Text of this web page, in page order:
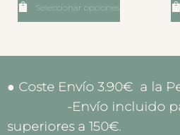
Seleccionar opciones
● Coste Envío 3.90€
-Envío incluido
superiores a 150€.